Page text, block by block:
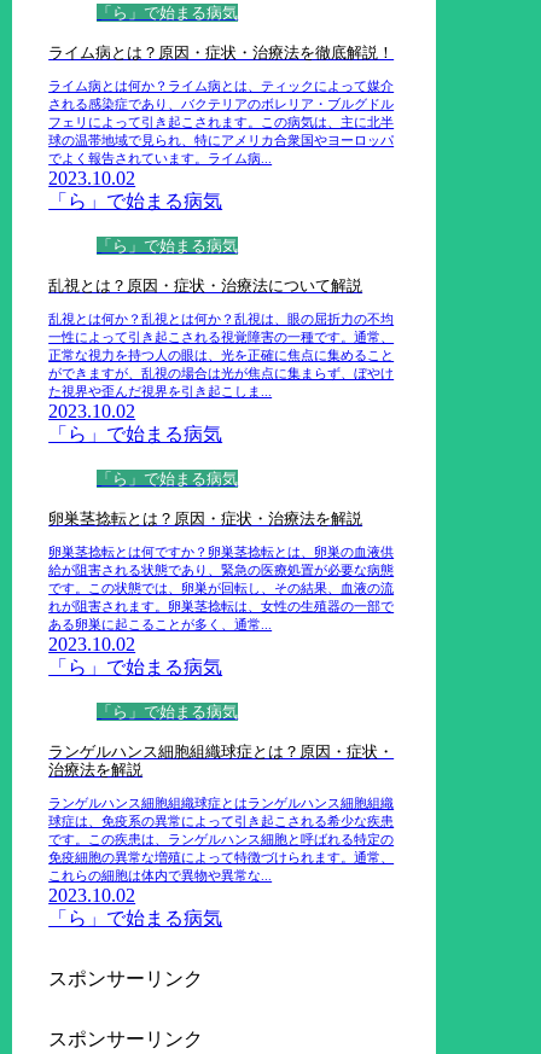
「ら」で始まる病気
ライム病とは？原因・症状・治療法を徹底解説！
ライム病とは何か？ライム病とは、ティックによって媒介
される感染症であり、バクテリアのボレリア・ブルグドル
フェリによって引き起こされます。この病気は、主に北半
球の温帯地域で見られ、特にアメリカ合衆国やヨーロッパ
でよく報告されています。ライム病...
2023.10.02
「ら」で始まる病気
「ら」で始まる病気
乱視とは？原因・症状・治療法について解説
乱視とは何か？乱視とは何か？乱視は、眼の屈折力の不均
一性によって引き起こされる視覚障害の一種です。通常、
正常な視力を持つ人の眼は、光を正確に焦点に集めること
ができますが、乱視の場合は光が焦点に集まらず、ぼやけ
た視界や歪んだ視界を引き起こしま...
2023.10.02
「ら」で始まる病気
「ら」で始まる病気
卵巣茎捻転とは？原因・症状・治療法を解説
卵巣茎捻転とは何ですか？卵巣茎捻転とは、卵巣の血液供
給が阻害される状態であり、緊急の医療処置が必要な病態
です。この状態では、卵巣が回転し、その結果、血液の流
れが阻害されます。卵巣茎捻転は、女性の生殖器の一部で
ある卵巣に起こることが多く、通常...
2023.10.02
「ら」で始まる病気
「ら」で始まる病気
ランゲルハンス細胞組織球症とは？原因・症状・
治療法を解説
ランゲルハンス細胞組織球症とはランゲルハンス細胞組織
球症は、免疫系の異常によって引き起こされる希少な疾患
です。この疾患は、ランゲルハンス細胞と呼ばれる特定の
免疫細胞の異常な増殖によって特徴づけられます。通常、
これらの細胞は体内で異物や異常な...
2023.10.02
「ら」で始まる病気
スポンサーリンク
スポンサーリンク